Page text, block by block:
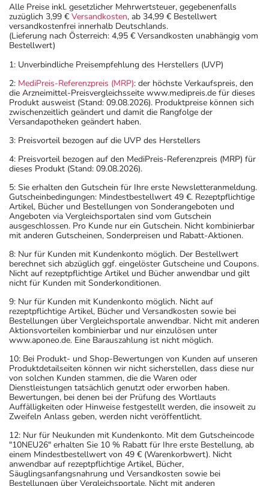
Alle Preise inkl. gesetzlicher Mehrwertsteuer, gegebenenfalls
zuzüglich 3,99 € Versandkosten, ab 34,99 € Bestellwert
versandkostenfrei innerhalb Deutschlands.
(Lieferung nach Österreich: 4,95 € Versandkosten unabhängig vom
Bestellwert)
1: Unverbindliche Preisempfehlung des Herstellers (UVP)
2: MediPreis-Referenzpreis (MRP): der höchste Verkaufspreis, den
die Arzneimittel-Preisvergleichsseite www.medipreis.de für dieses
Produkt ausweist (Stand: 09.08.2026). Produktpreise können sich
zwischenzeitlich geändert und damit die Rangfolge der
Versandapotheken geändert haben.
3: Preisvorteil bezogen auf die UVP des Herstellers
4: Preisvorteil bezogen auf den MediPreis-Referenzpreis (MRP) für
dieses Produkt (Stand: 09.08.2026).
5: Sie erhalten den Gutschein für Ihre erste Newsletteranmeldung.
Gutscheinbedingungen: Mindestbestellwert 49 €. Rezeptpflichtige
Artikel, Bücher und Bestellungen von Sonderangeboten und
Angeboten via Vergleichsportalen sind vom Gutschein
ausgeschlossen. Pro Kunde nur ein Gutschein. Nicht kombinierbar
mit anderen Gutscheinen, Sonderpreisen und Rabatt-Aktionen.
8: Nur für Kunden mit Kundenkonto möglich. Der Bestellwert
berechnet sich abzüglich ggf. eingelöster Gutscheine und Coupons.
Nicht auf rezeptpflichtige Artikel und Bücher anwendbar und gilt
nicht für Kunden mit Sonderkonditionen.
9: Nur für Kunden mit Kundenkonto möglich. Nicht auf
rezeptpflichtige Artikel, Bücher und Versandkosten sowie bei
Bestellungen über Vergleichsportale anwendbar. Nicht mit anderen
Aktionsvorteilen kombinierbar und nur einzulösen unter
www.aponeo.de. Eine Barauszahlung ist nicht möglich.
10: Bei Produkt- und Shop-Bewertungen von Kunden auf unseren
Produktdetailseiten können wir nicht sicherstellen, dass diese nur
von solchen Kunden stammen, die die Waren oder
Dienstleistungen tatsächlich genutzt oder erworben haben.
Bewertungen, bei denen bei der Prüfung des Wortlauts
Auffälligkeiten oder Hinweise festgestellt werden, die insoweit zu
Zweifeln Anlass geben, werden nicht veröffentlicht.
12: Nur für Neukunden mit Kundenkonto. Mit dem Gutscheincode
"10NEU26" erhalten Sie 10 % Rabatt für Ihre erste Bestellung, ab
einem Mindestbestellwert von 49 € (Warenkorbwert). Nicht
anwendbar auf rezeptpflichtige Artikel, Bücher,
Säuglingsanfangsnahrung und Versandkosten sowie bei
Bestellungen über Vergleichsportale. Nicht mit anderen